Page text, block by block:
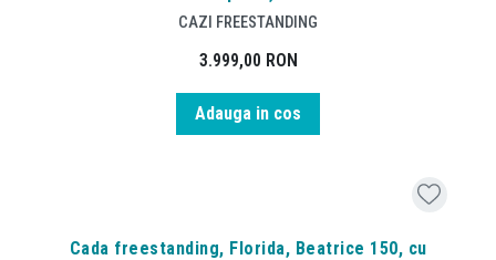
CAZI FREESTANDING
3.999,00 RON
Adauga in cos
Cada freestanding, Florida, Beatrice 150, cu